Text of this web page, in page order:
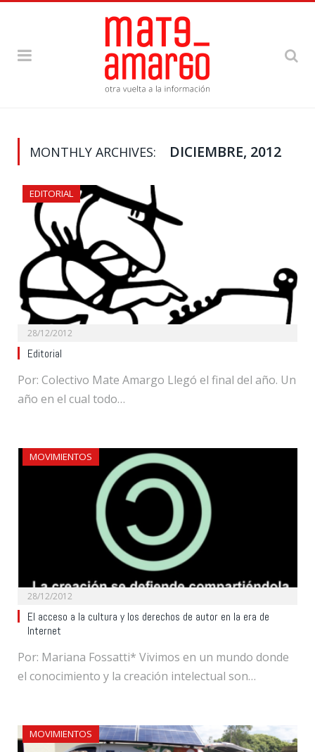
MONTHLY ARCHIVES: DICIEMBRE, 2012
EDITORIAL
28/12/2012
Editorial
Por: Colectivo Mate Amargo Llegó el final del año. Un
año en el cual todo…
MOVIMIENTOS
28/12/2012
El acceso a la cultura y los derechos de autor en la era de
Internet
Por: Mariana Fossatti* Vivimos en un mundo donde
el conocimiento y la creación intelectual son…
MOVIMIENTOS